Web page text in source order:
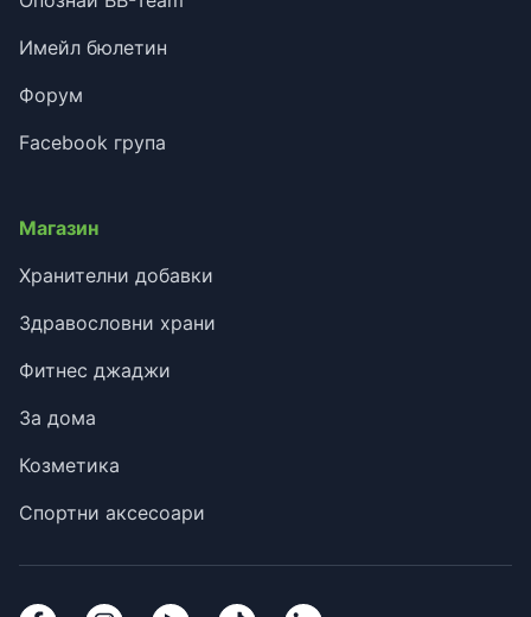
Имейл бюлетин
Форум
Facebook група
Магазин
Хранителни добавки
Здравословни храни
Фитнес джаджи
За дома
Козметика
Спортни аксесоари